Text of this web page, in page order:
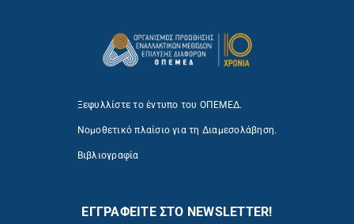
Ξεφυλλίστε το έντυπο του ΟΠΕΜΕΔ.
Νομοθετικό πλαίσιο για τη Διαμεσολάβηση.
Βιβλιογραφία
ΕΓΓΡΑΦΕΙΤΕ ΣΤΟ NEWSLETTER!